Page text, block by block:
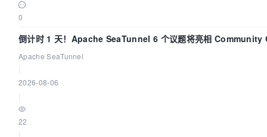
0
倒计时 1 天！Apache SeaTunnel 6 个议题将亮相 Community
Code Asia 2026
Apache SeaTunnel
2026-08-06
22